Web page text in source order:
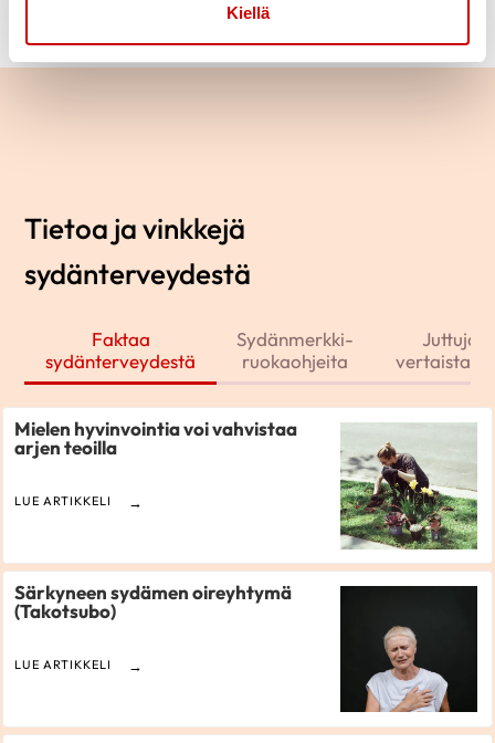
Kiellä
Tietoa ja vinkkejä
sydänterveydestä
Faktaa
sydänterveydestä
Sydänmerkki-
ruokaohjeita
Juttuja
Mielen hyvinvointia voi vahvistaa
arjen teoilla
LUE ARTIKKELI
Särkyneen sydämen oireyhtymä
(Takotsubo)
LUE ARTIKKELI